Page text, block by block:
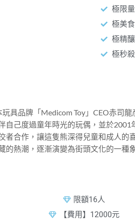
極限
極美
極精
極秒
玩具品牌「Medicom Toy」CEO赤司龍
自己度過童年時光的玩偶，並於2001
者合作，讓這隻熊深得兒童和成人的
的熱潮，逐漸演變為街頭文化的一種
限額16人
【費用】12000元